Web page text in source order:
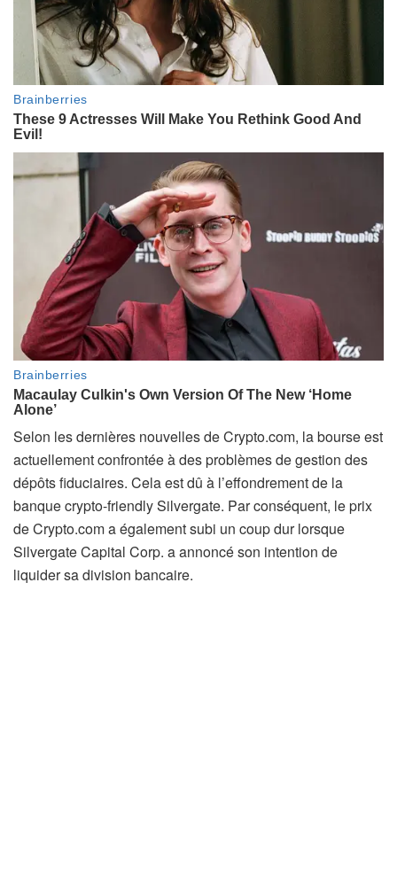
Selon les dernières nouvelles de Crypto.com, la bourse est
actuellement confrontée à des problèmes de gestion des
dépôts fiduciaires. Cela est dû à l’effondrement de la
banque crypto-friendly Silvergate. Par conséquent, le prix
de Crypto.com a également subi un coup dur lorsque
Silvergate Capital Corp. a annoncé son intention de
liquider sa division bancaire.